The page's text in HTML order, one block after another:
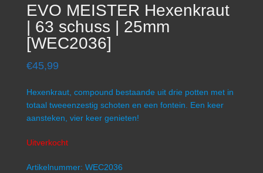
EVO MEISTER Hexenkraut
| 63 schuss | 25mm
[WEC2036]
€45,99
Hexenkraut, compound bestaande uit drie potten met in
totaal tweeenzestig schoten en een fontein. Een keer
aansteken, vier keer genieten!
Uitverkocht
Artikelnummer: WEC2036